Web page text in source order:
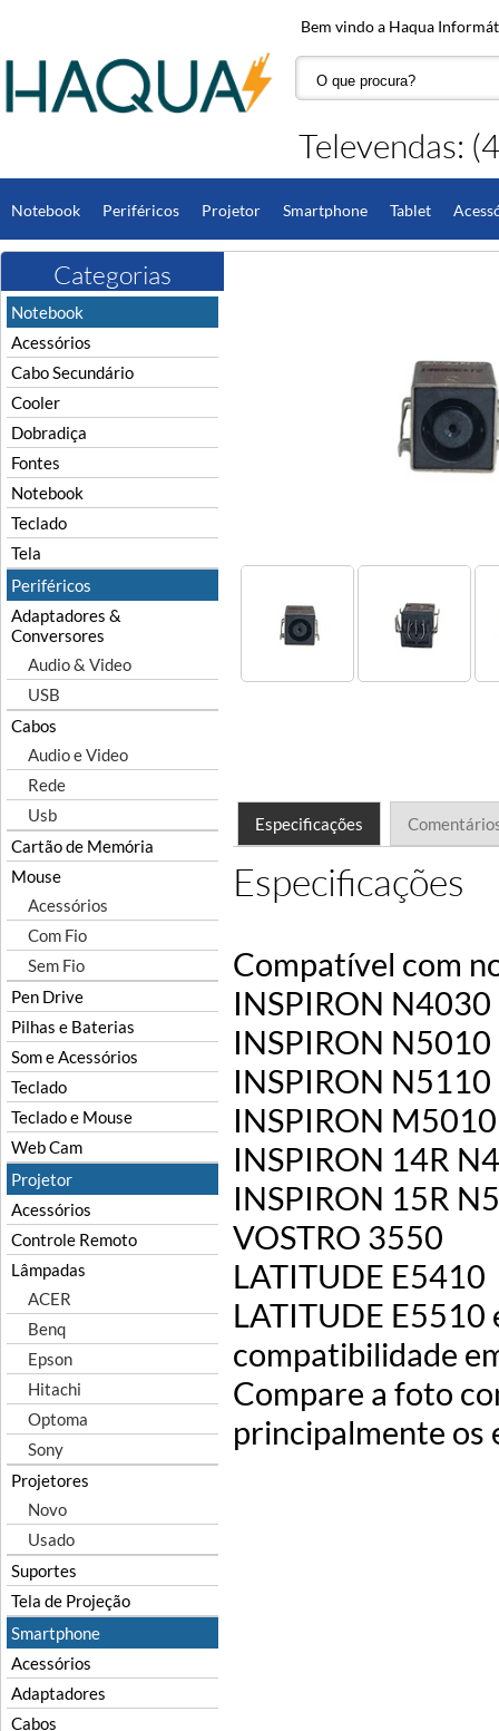
Televendas:
Bem vindo a Haqua
Notebook Periféricos Projetor Smartphone Tablet
Categorias
Notebook
Acessórios
Cabo Secundário
Cooler
Dobradiça
Fontes
Notebook
Teclado
Tela
Periféricos
Adaptadores &
Conversores
Audio & Video
USB
Cabos
Audio e Video
Rede
Usb
Cartão de Memória
Mouse
Acessórios
Com Fio
Sem Fio
Pen Drive
Pilhas e Baterias
Som e Acessórios
Teclado
Teclado e Mouse
Web Cam
Projetor
Acessórios
Controle Remoto
Lâmpadas
ACER
Benq
Epson
Hitachi
Optoma
Sony
Projetores
Novo
Usado
Suportes
Tela de Projeção
Smartphone
Acessórios
Adaptadores
Cabos
Especificações
Especificações
Compatível com
INSPIRON N4030
INSPIRON N5010
INSPIRON N5110
INSPIRON M5010
INSPIRON 14R
INSPIRON 15R
VOSTRO 3550
LATITUDE E5410
LATITUDE
compatibilidade
Compare a foto
principalmente os